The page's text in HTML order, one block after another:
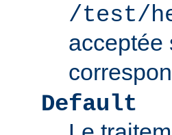
/test/
acceptée
Default